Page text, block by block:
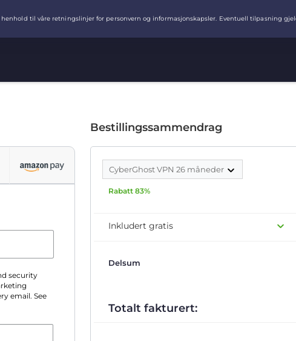
security
email. See
Bestillingssammendrag
CyberGhost VPN 26 måneder
Rabatt 83%
Inkludert gratis
Delsum
Totalt fakturert: